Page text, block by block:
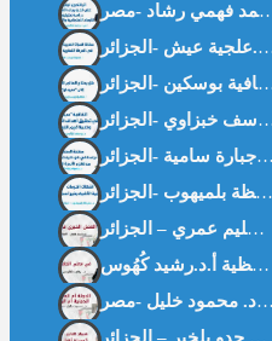
في معنى الحافظية أ.د.رشيد كُهُوس